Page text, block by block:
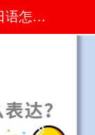
语怎么